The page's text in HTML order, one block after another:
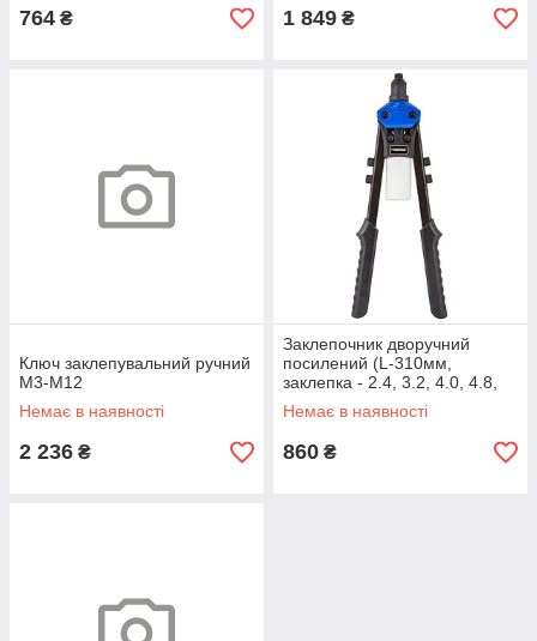
764 ₴ 1 849 ₴
Ключ заклепувальний ручний
М3-М12
Немає в наявності
2 236 ₴
Заклепочник дворучний
посилений (L-310мм,
заклепка - 2.4, 3.2, 4.0, 4.8,
6.4)
Немає в наявності
860 ₴